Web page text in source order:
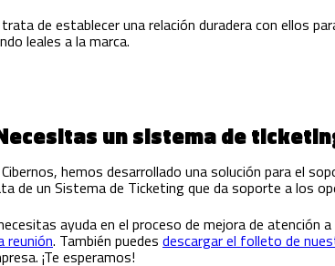
de establecer una relación duradera con ellos
leales a la marca.
un sistema de
hemos desarrollado una solución para el
de un Sistema de Ticketing que da soporte a los
ayuda en el proceso de mejora de atención
reunión. También puedes descargar el folleto de
¡Te esperamos!